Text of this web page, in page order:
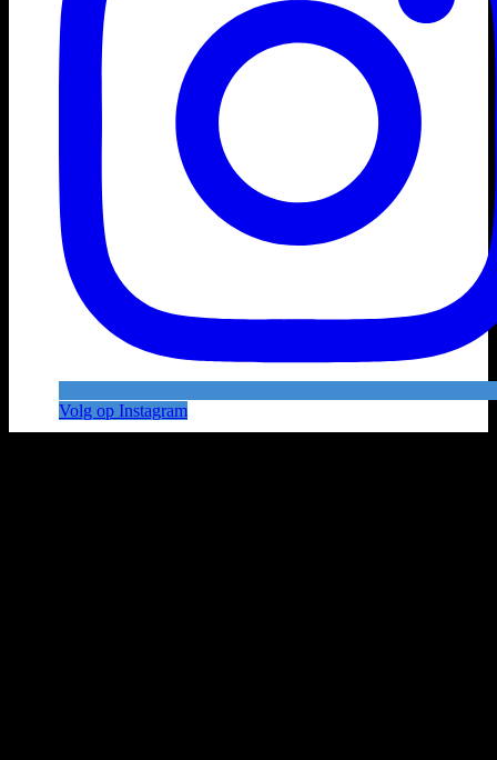
Volg op Instagram